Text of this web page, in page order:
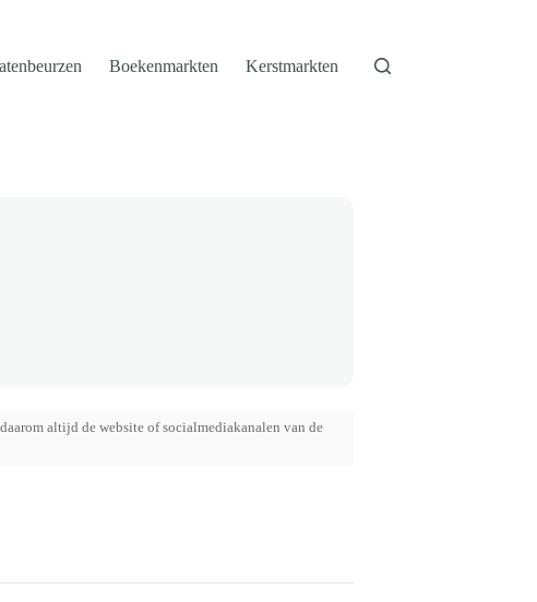
Boekenmarkten Kerstmarkten
altijd de website of socialmediakanalen van de